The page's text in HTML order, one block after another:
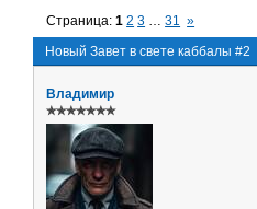
Новый Завет в свете каббалы #2
Страница:1 2 3 … 31 »
Владимир
✯✯✯✯✯✯✯